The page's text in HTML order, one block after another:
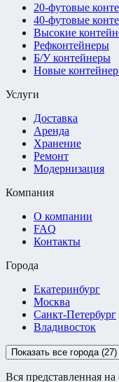
20-футовые
40-футовые
Высокие
Рефконтейнеры
Б/У контейнеры
Новые
Услуги
Доставка
Аренда
Хранение
Ремонт
Модернизация
Компания
О компании
FAQ
Контакты
Города
Екатеринбург
Москва
Санкт-Петербург
Владивосток
Показать все города (27)
Вся представленная